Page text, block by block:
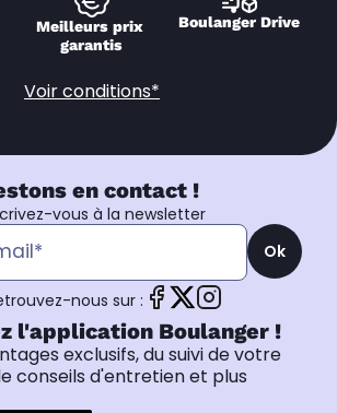
Meilleurs prix
garantis
Boulanger Drive
Voir conditions*
en contact !
vous à la newsletter
Ok
nous sur :
l'application Boulanger !
exclusifs, du suivi de votre
conseils d'entretien et plus